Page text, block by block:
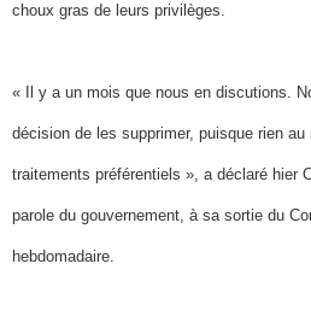
choux gras de leurs privilèges.
« Il y a un mois que nous en discutions.
décision de les supprimer, puisque rien
traitements préférentiels », a déclaré hier
parole du gouvernement, à sa sortie du
hebdomadaire.